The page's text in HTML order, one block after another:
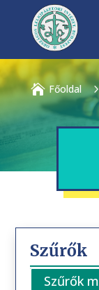
 Főoldal
Szűrők
Szűrők